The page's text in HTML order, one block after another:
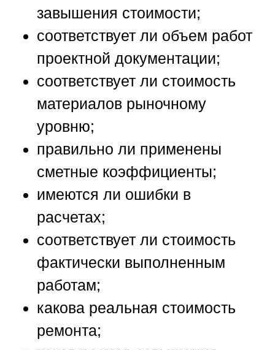
завышения стоимости;
соответствует ли объем работ
проектной документации;
соответствует ли стоимость
материалов рыночному
уровню;
правильно ли применены
сметные коэффициенты;
имеются ли ошибки в
расчетах;
соответствует ли стоимость
фактически выполненным
работам;
какова реальная стоимость
ремонта;